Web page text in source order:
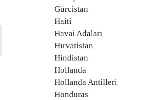
Gürcistan
Haiti
Havai Adaları
Hırvatistan
Hindistan
Hollanda
Hollanda Antilleri
Honduras